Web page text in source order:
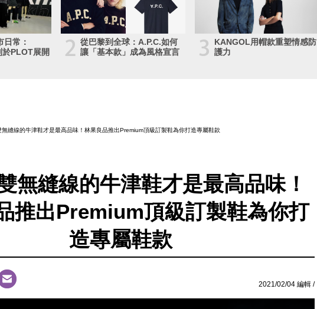
日常：
PLOT展開
2 從巴黎到全球：A.P.C.如何
讓「基本款」成為風格宣言
3
KANGOL用帽款重塑情感防
護力
無縫線的牛津鞋才是最高品味！林果良品推出Premium頂級訂製鞋為你打造專屬鞋款
無縫線的牛津鞋才是最高品味！
推出Premium頂級訂製鞋為你打
造專屬鞋款
2021/02/04 編輯 /